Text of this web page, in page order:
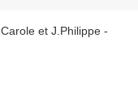
Carole et J.Philippe -